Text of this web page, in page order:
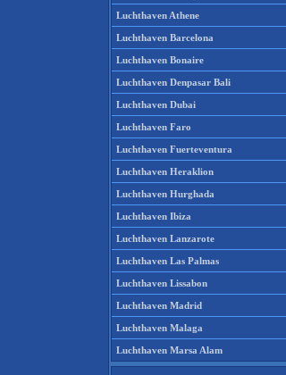
Luchthaven Athene
Luchthaven Barcelona
Luchthaven Bonaire
Luchthaven Denpasar Bali
Luchthaven Dubai
Luchthaven Faro
Luchthaven Fuerteventura
Luchthaven Heraklion
Luchthaven Hurghada
Luchthaven Ibiza
Luchthaven Lanzarote
Luchthaven Las Palmas
Luchthaven Lissabon
Luchthaven Madrid
Luchthaven Malaga
Luchthaven Marsa Alam